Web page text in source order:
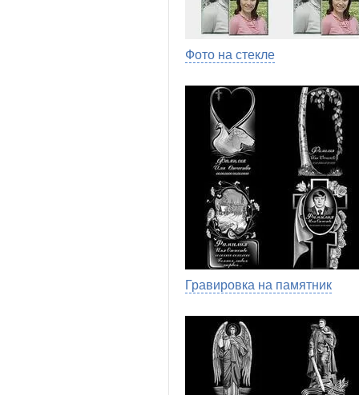
Фото на стекле
Гравировка на памятник